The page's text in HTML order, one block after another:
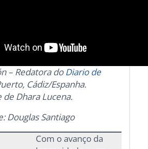
– Redatora doDiario de
Cádiz/Espanha.
de Dhara Lucena.
Douglas Santiago
Com o avanço da